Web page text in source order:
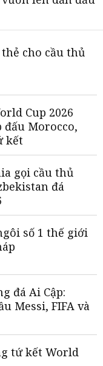
cho cầu thủ
Cup 2026
đấu Morocco,
kết
gọi cầu thủ
đá
số 1 thế giới
đá Ai Cập:
Messi, FIFA và
tứ kết World